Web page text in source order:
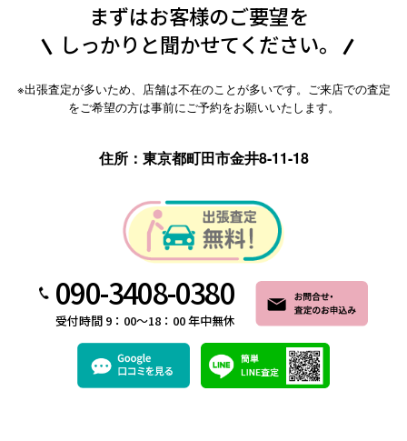
まずはお客様のご要望を
しっかりと聞かせてください。
※出張査定が多いため、店舗は不在のことが多いです。ご来店での査定
をご希望の方は事前にご予約をお願いいたします。
住所：東京都町田市金井8-11-18
090-3408-0380
受付時間 9：00～18：00 年中無休